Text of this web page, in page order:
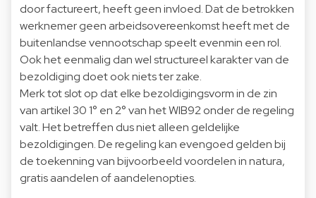
door factureert, heeft geen invloed. Dat de betrokken
werknemer geen arbeidsovereenkomst heeft met de
buitenlandse vennootschap speelt evenmin een rol.
Ook het eenmalig dan wel structureel karakter van de
bezoldiging doet ook niets ter zake.
Merk tot slot op dat elke bezoldigingsvorm in de zin
van artikel 30 1° en 2° van het WIB92 onder de regeling
valt. Het betreffen dus niet alleen geldelijke
bezoldigingen. De regeling kan evengoed gelden bij
de toekenning van bijvoorbeeld voordelen in natura,
gratis aandelen of aandelenopties.